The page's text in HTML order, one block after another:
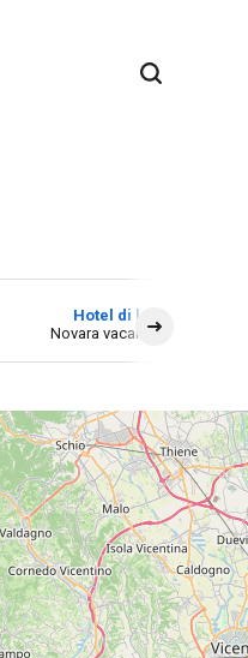
Hotel di lusso
Novara vacanze mare